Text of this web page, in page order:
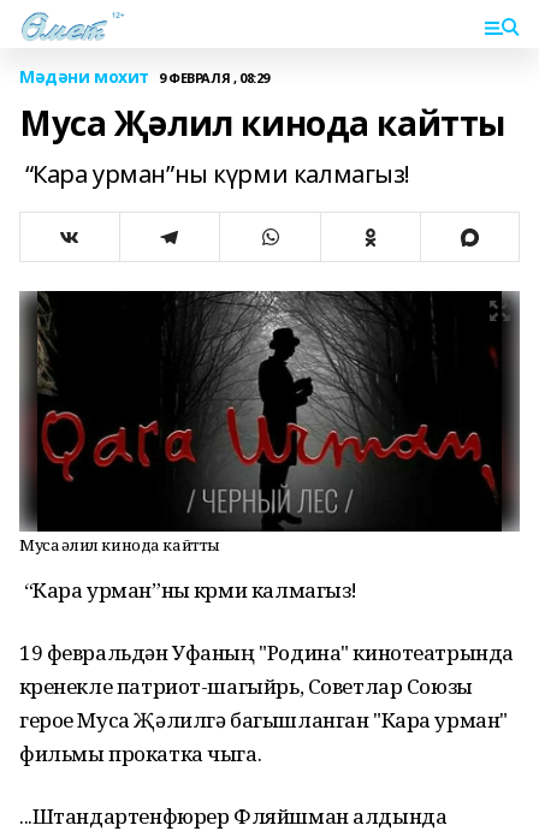
Мәдәни мохит 9 ФЕВРАЛЯ , 08:29
Муса Җәлил кинода кайтты
“Кара урман”ны күрми калмагыз!
Муса Җәлил кинода кайтты
“Кара урман”ны күрми калмагыз!
19 февральдән Уфаның "Родина" кинотеатрында
күренекле патриот-шагыйрь, Советлар Союзы
герое Муса Җәлилгә багышланган "Кара урман"
фильмы прокатка чыга.
...Штандартенфюрер Фляйшман алдында